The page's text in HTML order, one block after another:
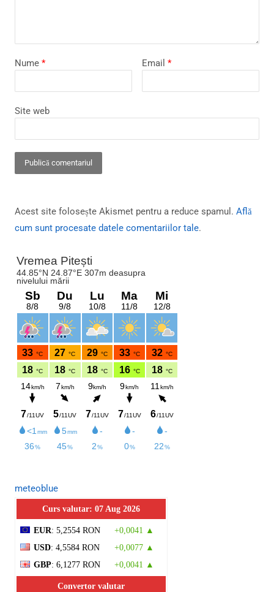
Nume * Email *
Site web
Acest site folosește Akismet pentru a reduce spamul. Află
cum sunt procesate datele comentariilor tale.
meteoblue
Curs valutar: 07 Aug 2026
EUR: 5,2554 RON
+0,0041 ▲
USD: 4,5584 RON
+0,0077 ▲
GBP: 6,1277 RON +0,0041 ▲
Convertor valutar